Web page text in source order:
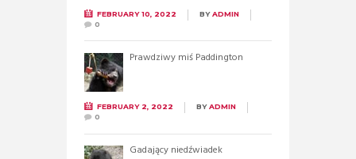
FEBRUARY 10, 2022 BYADMIN
0
Prawdziwy miś Paddington
FEBRUARY 2, 2022 BYADMIN
0
Gadający niedźwiadek